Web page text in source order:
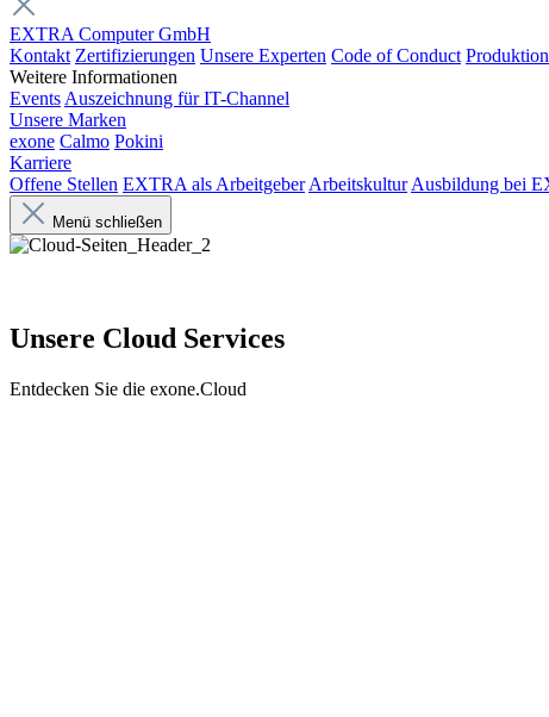
EXTRA Computer GmbH
Kontakt Zertifizierungen Unsere Experten Code of Conduct Produktion
Weitere Informationen
Events Auszeichnung für IT-Channel
Unsere Marken
exone Calmo Pokini
Karriere
Offene Stellen EXTRA als Arbeitgeber Arbeitskultur Ausbildung bei
Menü schließen
Unsere Cloud Services
Entdecken Sie die exone.Cloud